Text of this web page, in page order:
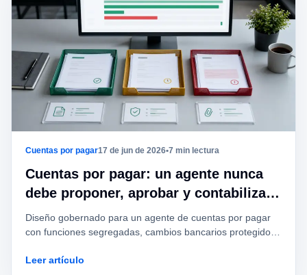
Cuentas por pagar17 de jun de 2026•7 min lectura
Cuentas por pagar: un agente nunca
debe proponer, aprobar y contabilizar
la misma transacción
Diseño gobernado para un agente de cuentas por pagar
con funciones segregadas, cambios bancarios protegidos,
Leer artículo